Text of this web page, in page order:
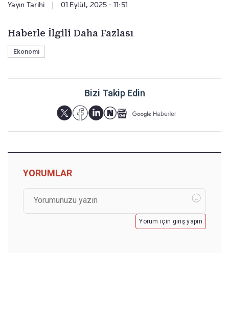
Yayın Tarihi 01 Eylül, 2025 - 11:51
Haberle İlgili Daha Fazlası
Ekonomi
Bizi Takip Edin
YORUMLAR
Yorum için giriş yapın